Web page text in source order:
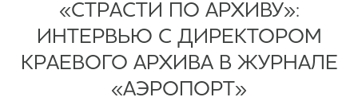
«СТРАСТИ ПО АРХИВУ»:
ИНТЕРВЬЮ С ДИРЕКТОРОМ
КРАЕВОГО АРХИВА В ЖУРНАЛЕ
«АЭРОПОРТ»